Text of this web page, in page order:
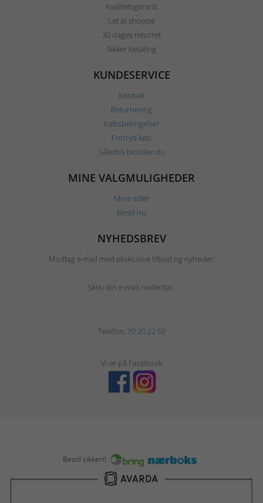
Kvalitetsgaranti
Let at shoppe
30 dages returret
Sikker betaling
KUNDESERVICE
Kontakt
Returnering
Købsbetingelser
Fortryd køb
Således bestiller du
MINE VALGMULIGHEDER
Mine sider
Bestil nu
NYHEDSBREV
Modtag e-mail med eksklusive tilbud og nyheder.
Skriv din e-mail nedenfor.
Telefon: 70 20 22 50
Vi er på Facebook
Bestil sikkert!